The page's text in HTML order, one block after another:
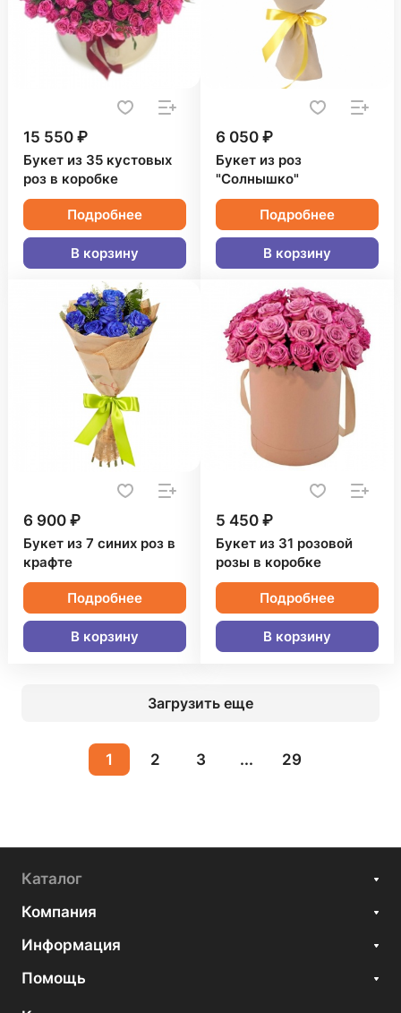
15 550 ₽
Букет из 35 кустовых
роз в коробке
Подробнее
В корзину
6 050 ₽
Букет из роз
"Солнышко"
Подробнее
В корзину
6 900 ₽
Букет из 7 синих роз в
крафте
Подробнее
В корзину
5 450 ₽
Букет из 31 розовой
розы в коробке
Подробнее
В корзину
Загрузить еще
1 2 3 ... 29
Каталог
Компания
Информация
Помощь